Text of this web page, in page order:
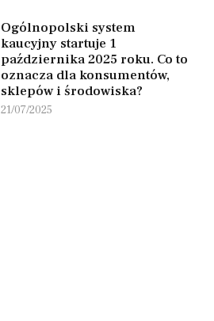
Ogólnopolski system
kaucyjny startuje 1
października 2025 roku. Co to
oznacza dla konsumentów,
sklepów i środowiska?
21/07/2025